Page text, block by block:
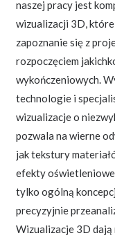
naszej pracy jest
wizualizacji 3D,
zapoznanie się z
rozpoczęciem
wykończeniowych.
technologie i
wizualizacje o
pozwala na wierne
jak tekstury
efekty
tylko ogólną
precyzyjnie
Wizualizacje 3D dają